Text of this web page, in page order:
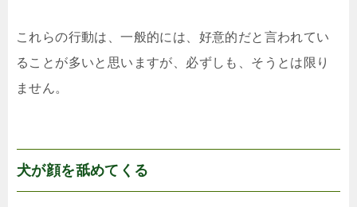
これらの行動は、一般的には、好意的だと言われてい
ることが多いと思いますが、必ずしも、そうとは限り
ません。
犬が顔を舐めてくる